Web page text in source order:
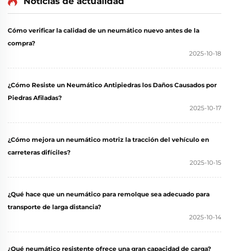
Cómo verificar la calidad de un neumático nuevo antes de la
compra?
2025-10-18
¿Cómo Resiste un Neumático Antipiedras los Daños Causados por
Piedras Afiladas?
2025-10-17
¿Cómo mejora un neumático motriz la tracción del vehículo en
carreteras difíciles?
2025-10-15
¿Qué hace que un neumático para remolque sea adecuado para
transporte de larga distancia?
2025-10-14
¿Qué neumático resistente ofrece una gran capacidad de carga?